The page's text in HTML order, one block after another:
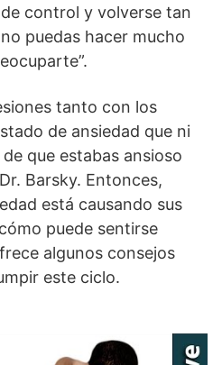
control y volverse tan
puedas hacer mucho
tanto con los
de ansiedad que ni
que estabas ansioso
Barsky. Entonces,
está causando sus
puede sentirse
algunos consejos
este ciclo.